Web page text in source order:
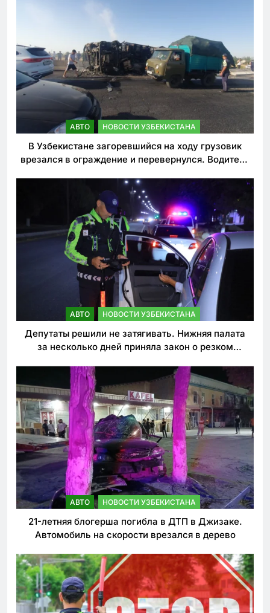
АВТО НОВОСТИ УЗБЕКИСТАНА
В Узбекистане загоревшийся на ходу грузовик
врезался в ограждение и перевернулся. Водитель
АВТО НОВОСТИ УЗБЕКИСТАНА
Депутаты решили не затягивать. Нижняя палата
за несколько дней приняла закон о резком
АВТО НОВОСТИ УЗБЕКИСТАНА
21-летняя блогерша погибла в ДТП в Джизаке.
Автомобиль на скорости врезался в дерево